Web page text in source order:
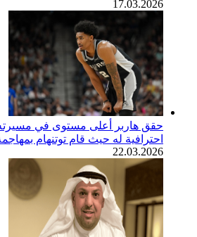
17.03.2026
حقق هاربر أعلى مستوى في مسيرته
احترافية له حيث قام توتنهام
22.03.2026